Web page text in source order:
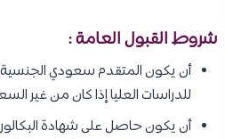
شروط القبول العامة :
أن يكون المتقدم سعودي
للدراسات العليا إذا كان من غير
أن يكون حاصل على شهادة